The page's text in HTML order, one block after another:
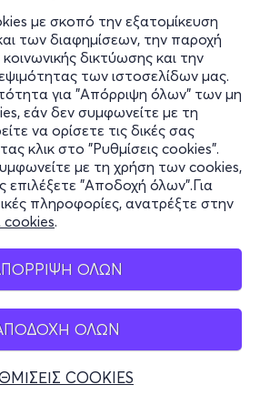
με σκοπό την εξατομίκευση
των διαφημίσεων, την παροχή
δικτύωσης και την
των ιστοσελίδων μας.
για "Απόρριψη όλων" των μη
εάν δεν συμφωνείτε με τη
να ορίσετε τις δικές σας
κλικ στο "Ρυθμίσεις cookies".
με τη χρήση των cookies,
"Αποδοχή όλων".Για
πληροφορίες, ανατρέξτε στην
cookies.
ΟΛΩΝ
ΟΛΩΝ
COOKIES